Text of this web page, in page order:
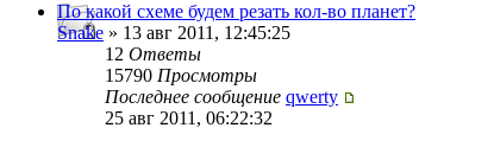
По какой схеме будем резать кол-во планет?
Snake » 13 авг 2011, 12:45:25
12 Ответы
15790 Просмотры
Последнее сообщение qwerty
25 авг 2011, 06:22:32